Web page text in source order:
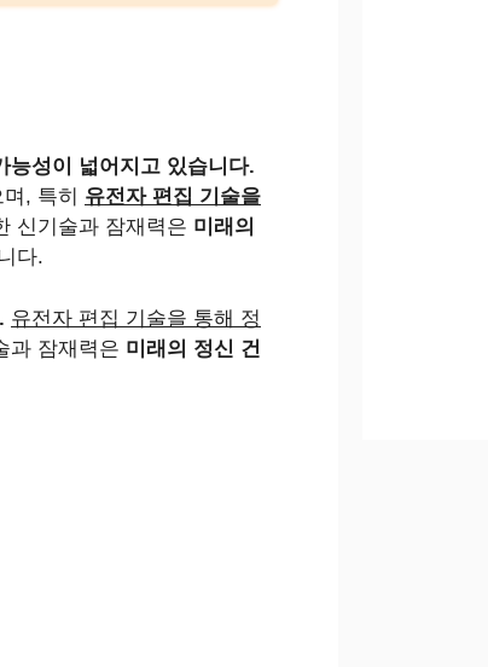
능성이 넓어지고 있습니다.
, 특히 유전자 편집 기술을
신기술과 잠재력은 미래의
다.
유전자 편집 기술을 통해 정
과 잠재력은 미래의 정신 건